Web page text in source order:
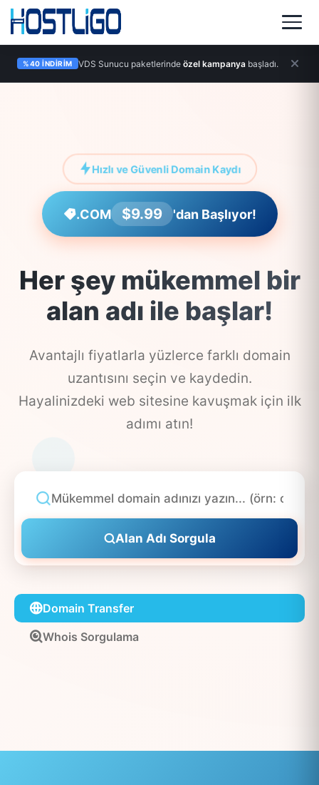
%40 İNDIRIM VDS Sunucu paketlerinde özel kampanyabaşladı.
Hızlı ve Güvenli Domain Kaydı
.COM $9.99 'dan Başlıyor!
Her şey mükemmel bir
alan adı ile başlar!
Avantajlı fiyatlarla yüzlerce farklı domain
uzantısını seçin ve kaydedin.
Hayalinizdeki web sitesine kavuşmak için ilk
adımı atın!
Alan Adı Sorgula
Domain Transfer
Whois Sorgulama